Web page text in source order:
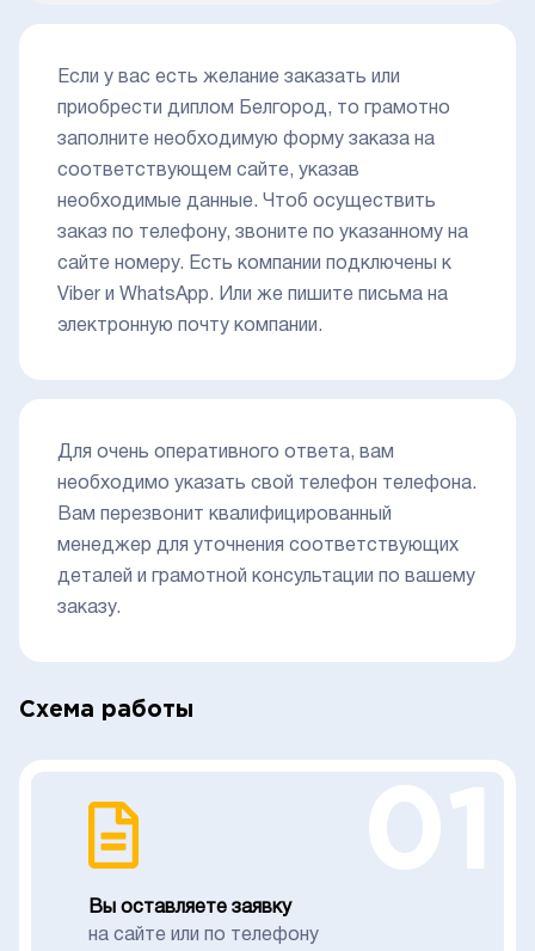
Если у вас есть желание заказать или
приобрести диплом Белгород, то грамотно
заполните необходимую форму заказа на
соответствующем сайте, указав
необходимые данные. Чтоб осуществить
заказ по телефону, звоните по указанному на
сайте номеру. Есть компании подключены к
Viber и WhatsApp. Или же пишите письма на
электронную почту компании.
Для очень оперативного ответа, вам
необходимо указать свой телефон телефона.
Вам перезвонит квалифицированный
менеджер для уточнения соответствующих
деталей и грамотной консультации по вашему
заказу.
Схема работы
Вы оставляете заявку
на сайте или по телефону